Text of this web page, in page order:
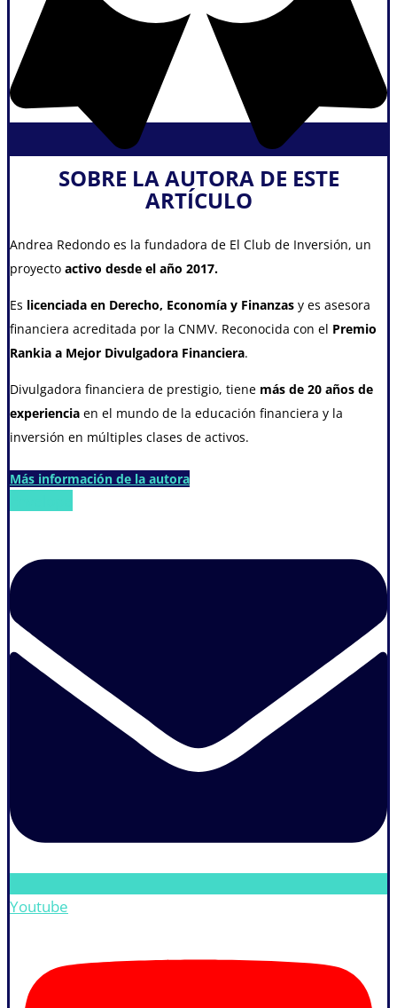
SOBRE LA AUTORA DE ESTE
ARTÍCULO
Andrea Redondo es la fundadora de El Club de Inversión, un
proyecto activo desde el año 2017.
Es licenciada en Derecho, Economía y Finanzas y es asesora
financiera acreditada por la CNMV. Reconocida con el Premio
Rankia a Mejor Divulgadora Financiera.
Divulgadora financiera de prestigio, tiene más de 20 años de
experiencia en el mundo de la educación financiera y la
inversión en múltiples clases de activos.
Más información de la autora
Youtube